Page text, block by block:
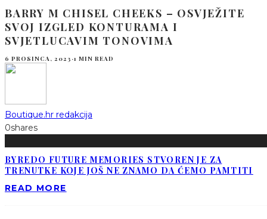
BARRY M CHISEL CHEEKS – OSVJEŽITE
SVOJ IZGLED KONTURAMA I
SVJETLUCAVIM TONOVIMA
6 PROSINCA, 2023 ·1 MIN READ
Boutique.hr redakcija
0shares
BYREDO FUTURE MEMORIES STVOREN JE ZA
TRENUTKE KOJE JOŠ NE ZNAMO DA ĆEMO PAMTITI
READ MORE